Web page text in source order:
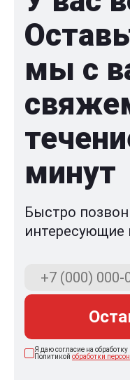
мы с
минут
Быстро
интересующие
Я даю согласие на
Политикой обработки